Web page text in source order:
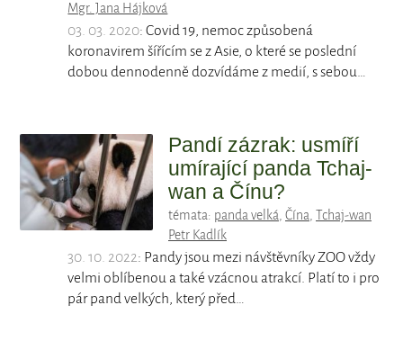
Mgr. Jana Hájková
03. 03. 2020: Covid 19, nemoc způsobená
koronavirem šířícím se z Asie, o které se poslední
dobou dennodenně dozvídáme z medií, s sebou…
Pandí zázrak: usmíří
umírající panda Tchaj-
wan a Čínu?
témata: panda velká, Čína, Tchaj-wan
Petr Kadlík
30. 10. 2022: Pandy jsou mezi návštěvníky ZOO vždy
velmi oblíbenou a také vzácnou atrakcí. Platí to i pro
pár pand velkých, který před…